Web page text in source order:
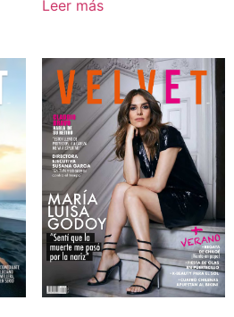
Leer más